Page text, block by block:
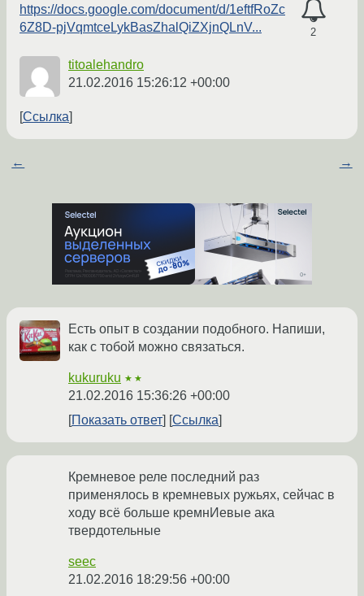
2
https://docs.google.com/document/d/1eftfRoZc
6Z8D-pjVqmtceLykBasZhalQiZXjnQLnV...
titoalehandro
21.02.2016 15:26:12 +00:00
Ссылка
← →
Есть опыт в создании подобного. Напиши,
как с тобой можно связаться.
kukuruku ★★
21.02.2016 15:36:26 +00:00
Показать ответ
Ссылка
Кремневое реле последний раз
применялось в кремневых ружьях, сейчас в
ходу всё больше кремнИевые ака
твердотельные
seec
21.02.2016 18:29:56 +00:00